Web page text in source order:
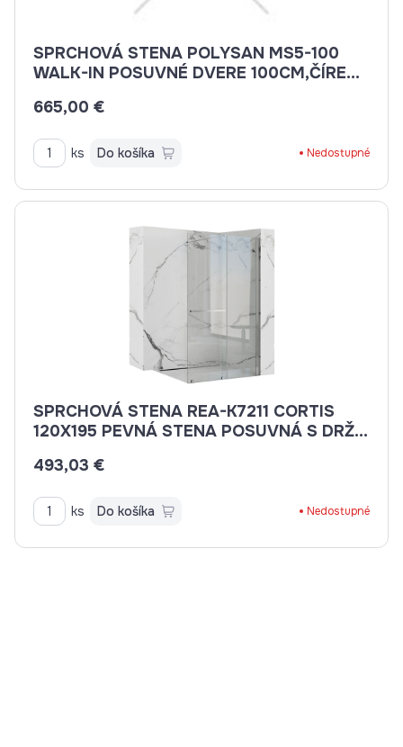
SPRCHOVÁ STENA POLYSAN MS5-100
WALK-IN POSUVNÉ DVERE 100CM,ČÍRE
665,00 €
ks Do košíka Nedostupné
SPRCHOVÁ STENA REA-K7211 CORTIS
120X195 PEVNÁ STENA POSUVNÁ S DRŽ.
493,03 €
ks Do košíka Nedostupné